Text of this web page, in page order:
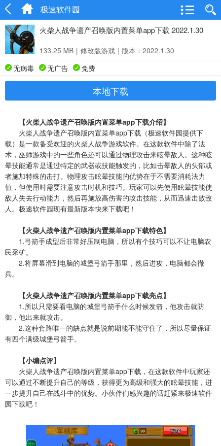
极速软件园
火柴人战争遗产召唤版内置菜单app下载 2022.1.30
133.25 MB | 修改版游戏 | 版本：2022.1.30
无病毒
无广告 免费
本地下载
【火柴人战争遗产召唤版内置菜单app下载介绍】
火柴人战争遗产召唤版内置菜单app下载（极速软件园提供下
载）是一款备受欢迎的火柴人战争游戏软件。在这款软件中除了法
术，巫师游戏中的一些角色还可以通过物理攻击来眩晕敌人。这种眩
晕技能通常是通过特定的武器或技能触发的，比如击晕敌人的头部或
者施加特殊的击打。物理攻击眩晕技能的优势在于不需要消耗法力
值，但使用时需要注意攻击时机和技巧。玩家可以先使用眩晕技能使
敌人失去行动能力，然后再施放高伤害的攻击技能，从而迅速击败敌
人。极速软件园现有最新版本快来下载吧！
【火柴人战争遗产召唤版内置菜单app下载特色】
1.弓箭手成型后非常好压制电脑，所以有个技巧可以不让电脑农
民采矿。
2.将屏幕滑到电脑的城堡弓箭手那里，然后进攻，电脑都会撤
兵。
【火柴人战争遗产召唤版内置菜单app下载亮点】
1.所以只需要看电脑的城堡弓箭手什么时候发箭，他攻击就防
御，他出来就攻击。
2.这种套路唯一的缺点就是说前期能不能守住了，所以尽量保证
有四个满级城堡弓箭手。
【小编点评】
火柴人战争遗产召唤版内置菜单app下载，在这款软件中玩家还
可以通过不断提升自己的等级，获得更为高级和强大的眩晕技能，进
一步提升自己在战斗中的优势。小伙伴们感兴趣的话赶紧来极速软件
园下载吧！